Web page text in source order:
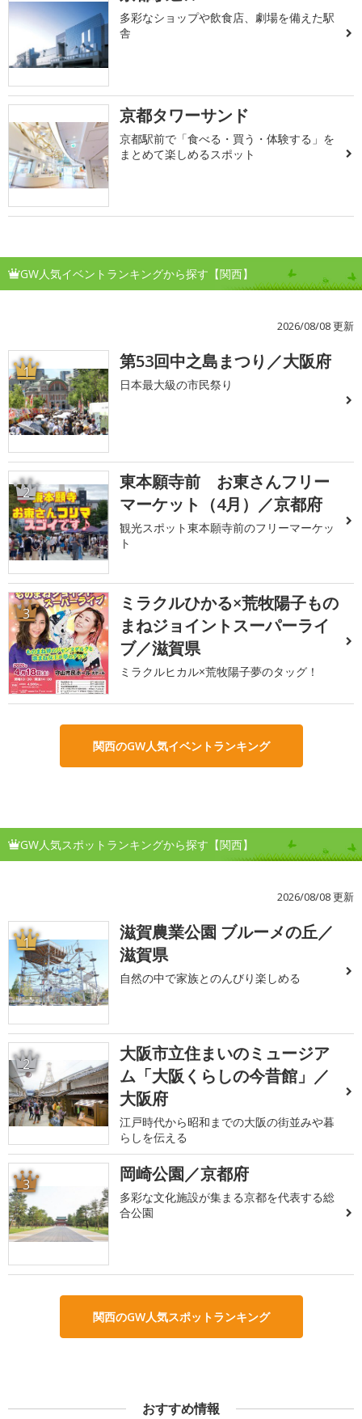
多彩なショップや飲食店、劇場を備えた駅
舎
京都タワーサンド
京都駅前で「食べる・買う・体験する」を
まとめて楽しめるスポット
GW人気イベントランキングから探す【関西】
2026/08/08 更新
1 第53回中之島まつり／大阪府
日本最大級の市民祭り
2
東本願寺前 お東さんフリー
マーケット（4月）／京都府
観光スポット東本願寺前のフリーマーケッ
ト
3
ミラクルひかる×荒牧陽子もの
まねジョイントスーパーライ
ブ／滋賀県
ミラクルヒカル×荒牧陽子夢のタッグ！
関西のGW人気イベントランキング
GW人気スポットランキングから探す【関西】
2026/08/08 更新
1
滋賀農業公園 ブルーメの丘／
滋賀県
自然の中で家族とのんびり楽しめる
2
大阪市立住まいのミュージア
ム「大阪くらしの今昔館」／
大阪府
江戸時代から昭和までの大阪の街並みや暮
らしを伝える
3 岡崎公園／京都府
多彩な文化施設が集まる京都を代表する総
合公園
関西のGW人気スポットランキング
おすすめ情報